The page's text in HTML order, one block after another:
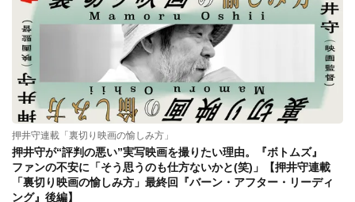
押井守連載「裏切り映画の愉しみ方」
押井守が“評判の悪い”実写映画を撮りたい理由。『ボトムズ』
ファンの不安に「そう思うのも仕方ないかと(笑)」【押井守連載
「裏切り映画の愉しみ方」最終回『バーン・アフター・リーディ
ング』後編】